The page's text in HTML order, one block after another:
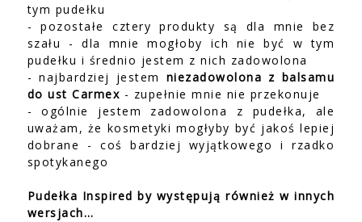
tym pudełku
- pozostałe cztery produkty są dla mnie bez
szału - dla mnie mogłoby ich nie być w tym
pudełku i średnio jestem z nich zadowolona
- najbardziej jestem niezadowolona z balsamu
do ust Carmex - zupełnie mnie nie przekonuje
- ogólnie jestem zadowolona z pudełka, ale
uważam, że kosmetyki mogłyby być jakoś lepiej
dobrane - coś bardziej wyjątkowego i rzadko
spotykanego
Pudełka Inspired by występują również w innych
wersjach…